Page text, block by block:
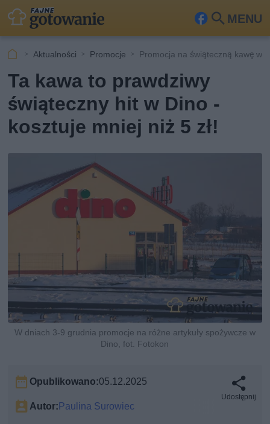
MENU
Fa
ook
Szu
Aktualności Promocje Promocja na świąteczną kawę w
Ta kawa to prawdziwy
świąteczny hit w Dino -
kosztuje mniej niż 5 zł!
W dniach 3-9 grudnia promocje na różne artykuły spożywcze w
Dino, fot. Fotokon
Opublikowano:05.12.2025
Autor:Paulina Surowiec
Udostępnij